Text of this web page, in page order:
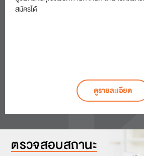
สมัครได้
ดูรายละเอียด
ตรวจสอบสถานะ